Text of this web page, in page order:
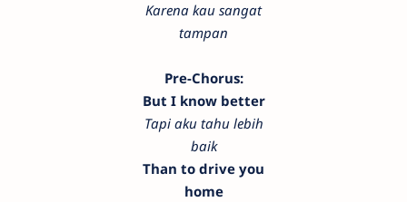
Karena kau sangat
tampan
Pre-Chorus:
But I know better
Tapi aku tahu lebih
baik
Than to drive you
home